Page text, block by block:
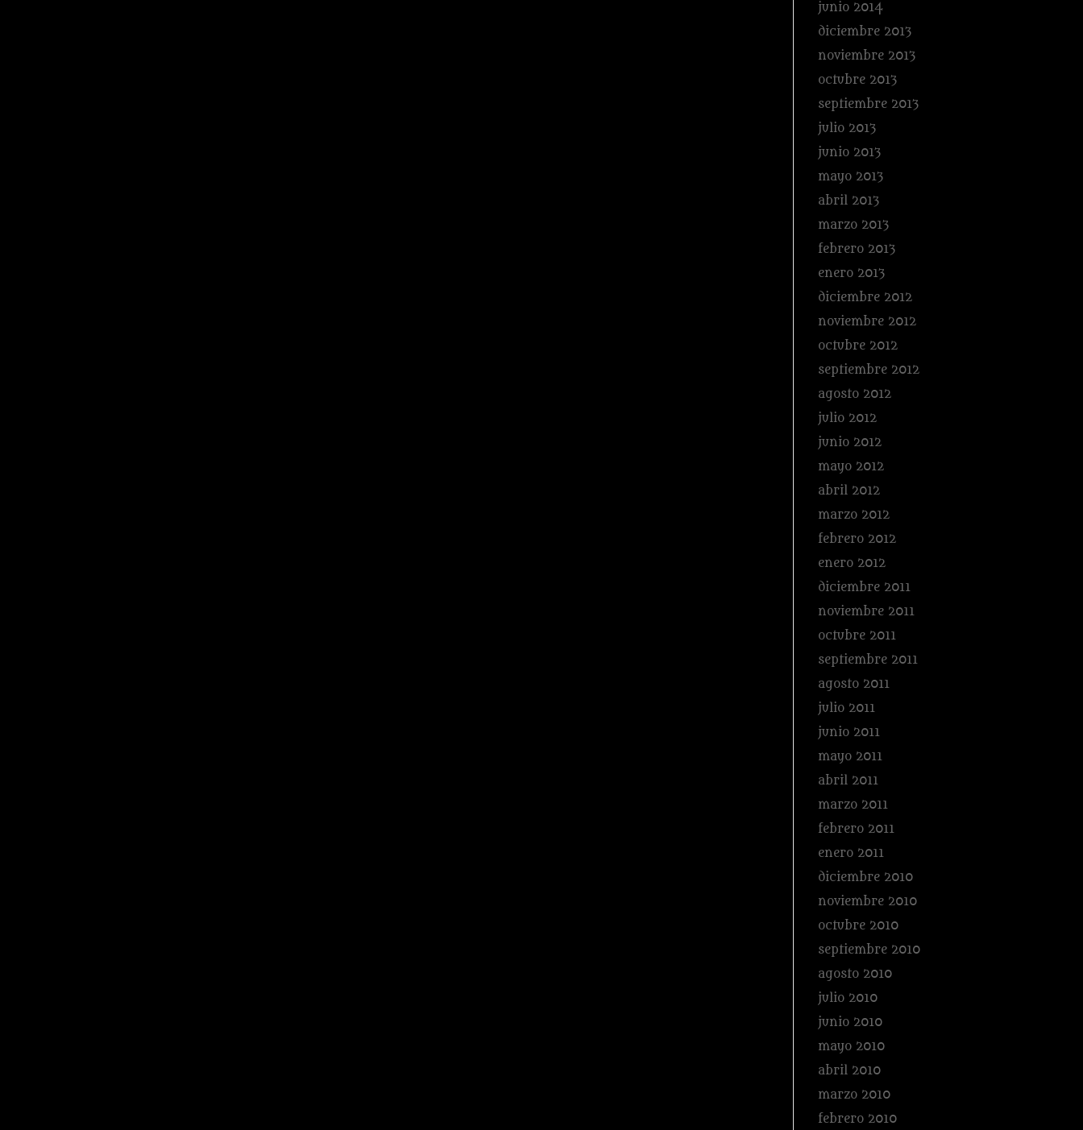
junio 2014
diciembre 2013
noviembre 2013
octubre 2013
septiembre 2013
julio 2013
junio 2013
mayo 2013
abril 2013
marzo 2013
febrero 2013
enero 2013
diciembre 2012
noviembre 2012
octubre 2012
septiembre 2012
agosto 2012
julio 2012
junio 2012
mayo 2012
abril 2012
marzo 2012
febrero 2012
enero 2012
diciembre 2011
noviembre 2011
octubre 2011
septiembre 2011
agosto 2011
julio 2011
junio 2011
mayo 2011
abril 2011
marzo 2011
febrero 2011
enero 2011
diciembre 2010
noviembre 2010
octubre 2010
septiembre 2010
agosto 2010
julio 2010
junio 2010
mayo 2010
abril 2010
marzo 2010
febrero 2010